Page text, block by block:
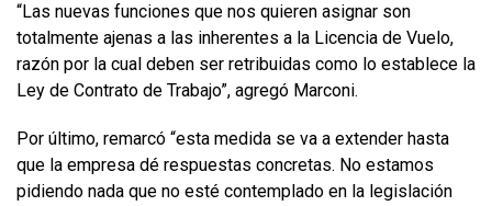
“Las nuevas funciones que nos quieren asignar son
totalmente ajenas a las inherentes a la Licencia de Vuelo,
razón por la cual deben ser retribuidas como lo establece la
Ley de Contrato de Trabajo”, agregó Marconi.
Por último, remarcó “esta medida se va a extender hasta
que la empresa dé respuestas concretas. No estamos
pidiendo nada que no esté contemplado en la legislación